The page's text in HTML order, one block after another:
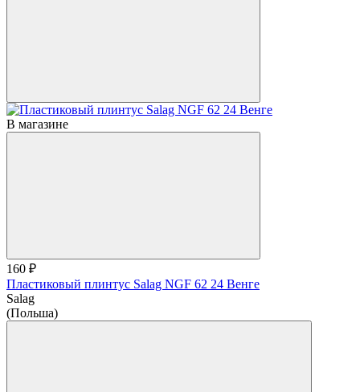
В магазине
160 ₽
Пластиковый плинтус Salag NGF 62 24 Венге
Salag
(Польша)